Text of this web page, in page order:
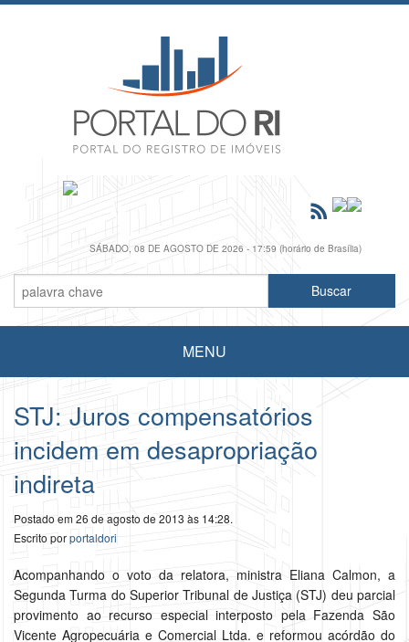
SÁBADO, 08 DE AGOSTO DE 2026 - 17:59 (horário de Brasília)
MENU
STJ: Juros compensatórios
incidem em desapropriação
indireta
Postado em 26 de agosto de 2013 às 14:28.
Escrito porportaldori
Acompanhando o voto da relatora, ministra Eliana Calmon, a
Segunda Turma do Superior Tribunal de Justiça (STJ) deu parcial
provimento ao recurso especial interposto pela Fazenda São
Vicente Agropecuária e Comercial Ltda. e reformou acórdão do